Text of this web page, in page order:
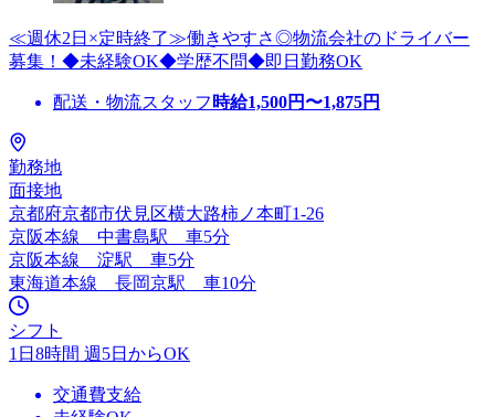
≪週休2日×定時終了≫働きやすさ◎物流会社のドライバー
募集！◆未経験OK◆学歴不問◆即日勤務OK
配送・物流スタッフ 時給1,500円〜1,875円
勤務地
面接地
京都府京都市伏見区横大路柿ノ本町1‐26
京阪本線 中書島駅 車5分
京阪本線 淀駅 車5分
東海道本線 長岡京駅 車10分
シフト
1日8時間 週5日からOK
交通費支給